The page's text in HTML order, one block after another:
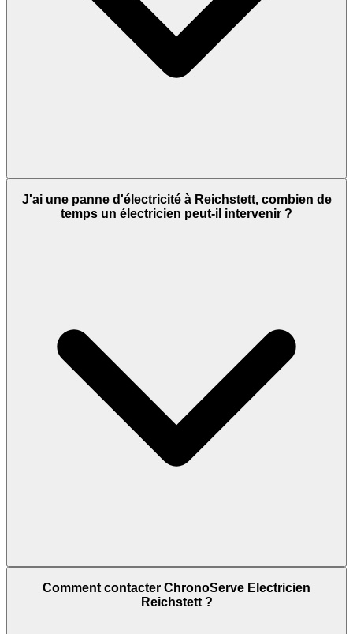
J'ai une panne d'électricité à Reichstett, combien de
temps un électricien peut-il intervenir ?
Comment contacter ChronoServe Electricien
Reichstett ?